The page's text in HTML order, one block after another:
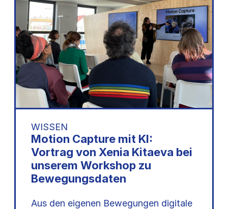
WISSEN
Motion Capture mit KI:
Vortrag von Xenia Kitaeva bei
unserem Workshop zu
Bewegungsdaten
Aus den eigenen Bewegungen digitale